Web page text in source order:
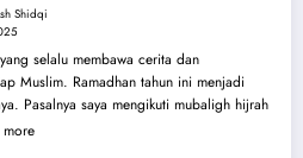
Shidqi
selalu membawa cerita dan
Muslim. Ramadhan tahun ini menjadi
Pasalnya saya mengikuti mubaligh hijrah
more: